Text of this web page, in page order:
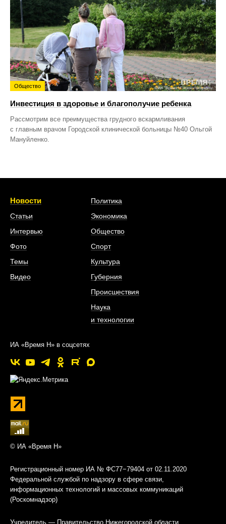
Общество
Инвестиция в здоровье и благополучие ребенка
Рассмотрим все преимущества грудного вскармливания
с главным врачом Городской клинической больницы №40 Ольгой
Мануйленко.
Новости
Статьи
Интервью
Фото
Темы
Видео
Политика
Экономика
Общество
Спорт
Культура
Губерния
Происшествия
Наука
и технологии
ИА «Время Н» в соцсетях
© ИА «Время Н»
Регистрационный номер ИА № ФС77−79404 от 02.11.2020
Федеральной службой по надзору в сфере связи,
информационных технологий и массовых коммуникаций
(Роскомнадзор)
Учредитель — Правительство Нижегородской области